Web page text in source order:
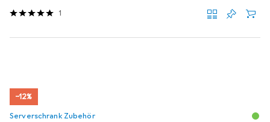
1
−12%
Serverschrank Zubehör